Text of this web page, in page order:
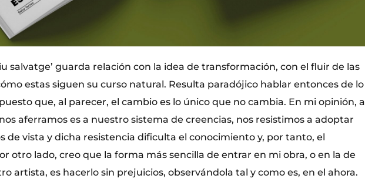
salvatge’ guarda relación con la idea de transformación, con el fluir de las
estas siguen su curso natural. Resulta paradójico hablar entonces de lo
que, al parecer, el cambio es lo único que no cambia. En mi opinión, a
aferramos es a nuestro sistema de creencias, nos resistimos a adoptar
de vista y dicha resistencia dificulta el conocimiento y, por tanto, el
otro lado, creo que la forma más sencilla de entrar en mi obra, o en la de
artista, es hacerlo sin prejuicios, observándola tal y como es, en el ahora.